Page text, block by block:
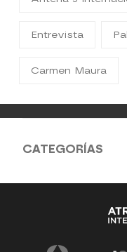
Entrevista
Carmen Maura
CATEGORÍAS
Antena 3 Noticias
Tu cara me suena